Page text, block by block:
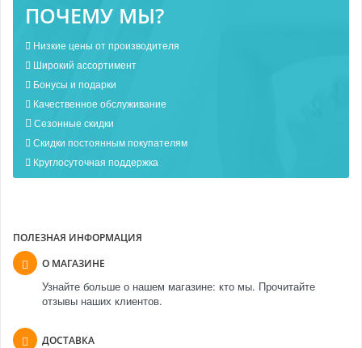
ПОЧЕМУ МЫ?
Низкие цены от производителя
Широкий ассортимент
Бонусы и подарки
Качественное обслуживание
Сезонные скидки
Скидки постоянным покупателям
Круглосуточная поддержка
ПОЛЕЗНАЯ ИНФОРМАЦИЯ
О МАГАЗИНЕ
Узнайте больше о нашем магазине: кто мы. Прочитайте
отзывы наших клиентов.
ДОСТАВКА